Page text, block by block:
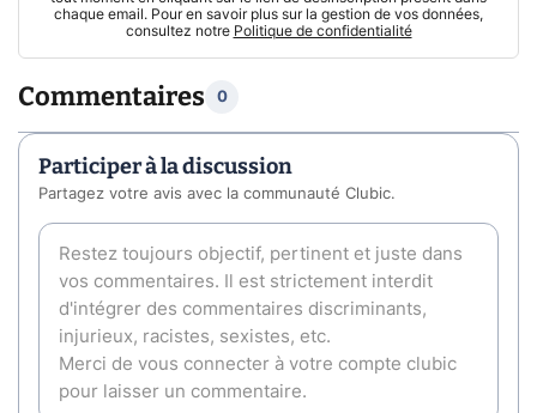
chaque email. Pour en savoir plus sur la gestion de vos données,
consultez notre Politique de confidentialité
Commentaires 0
Participer à la discussion
Partagez votre avis avec la communauté Clubic.